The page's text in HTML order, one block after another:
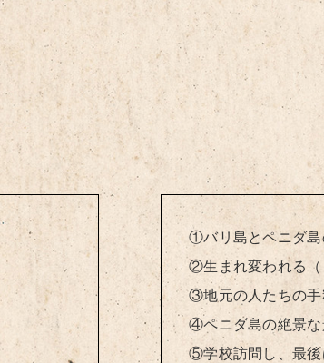
①バリ島とペニダ
②生まれ変われる
③地元の人たちの手
④ペニダ島の絶景な
⑤学校訪問し、最後